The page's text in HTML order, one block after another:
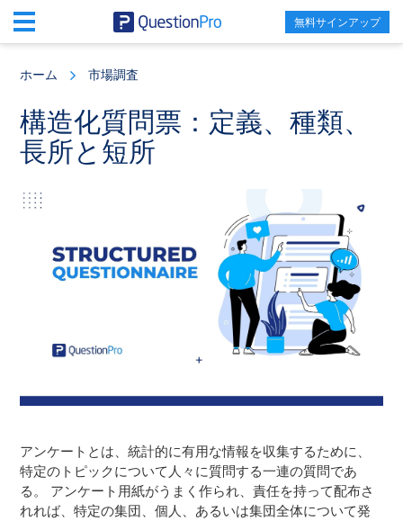
content
sidebar
無料サインアップ
ホーム 市場調査
構造化質問票：定義、種類、
長所と短所
アンケートとは、統計的に有用な情報を収集するために、
特定のトピックについて人々に質問する一連の質問であ
る。 アンケート用紙がうまく作られ、責任を持って配布さ
れれば、特定の集団、個人、あるいは集団全体について発